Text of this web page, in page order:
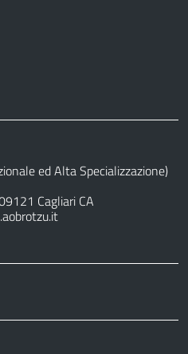
ed Alta Specializzazione)
Cagliari CA